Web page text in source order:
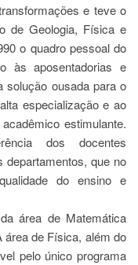
e teve o
de Geologia, Física e
o quadro pessoal do
às aposentadorias e
solução ousada para o
especialização e ao
estimulante.
dos docentes
departamentos, que no
do ensino e
área de Matemática
de Física, além do
pelo único programa